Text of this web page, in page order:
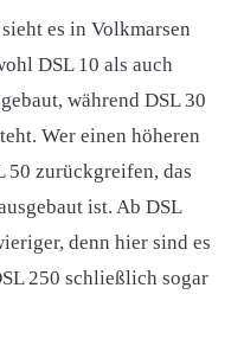
es in Volkmarsen
DSL 10 als auch
während DSL 30
Wer einen höheren
50 zurückgreifen, das
ist. Ab DSL
denn hier sind es
250 schließlich sogar